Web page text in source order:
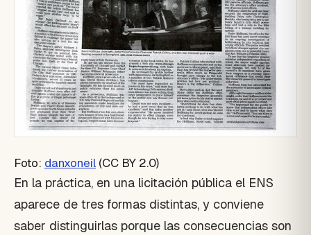
Foto: danxoneil (CC BY 2.0)
En la práctica, en una licitación pública el ENS
aparece de tres formas distintas, y conviene
saber distinguirlas porque las consecuencias son